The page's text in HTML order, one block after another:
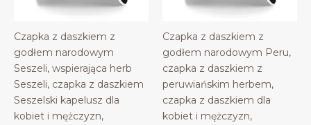
Czapka z daszkiem z
godłem narodowym
Seszeli, wspierająca herb
Seszeli, czapka z daszkiem
Seszelski kapelusz dla
kobiet i mężczyzn,
Czapka z daszkiem z
godłem narodowym Peru,
czapka z daszkiem z
peruwiańskim herbem,
czapka z daszkiem dla
kobiet i mężczyzn,